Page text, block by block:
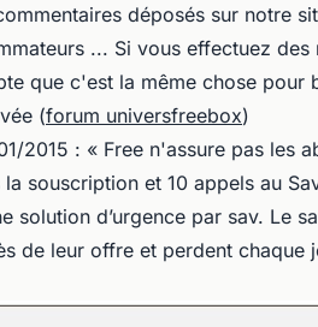
déposés sur notre
... Si vous effectuez
que c'est la même chose pour
(forum universfreebox)
2015 : « Free n'assure pas les
souscription et 10 appels au
solution d’urgence par sav. Le
de leur offre et perdent chaque